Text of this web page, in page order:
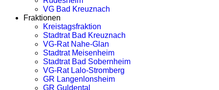
VG Bad Kreuznach
Fraktionen
Kreistagsfraktion
Stadtrat Bad Kreuznach
VG-Rat Nahe-Glan
Stadtrat Meisenheim
Stadtrat Bad Sobernheim
VG-Rat Lalo-Stromberg
GR Langenlonsheim
GR Guldental